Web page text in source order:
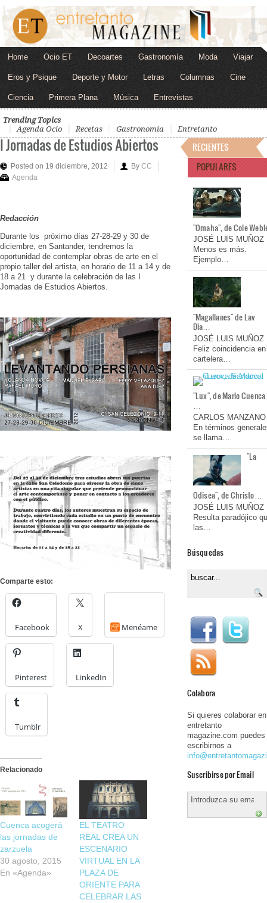
Home Ocio ET Decoartes Gastronomía Moda Viajar
Eros y Psique Deporte y Motor Letras Columnas Cine
Ciencia Primera Plana Música Entrevistas
Trending Topics
Agenda Ocio
Recetas Gastronomía Entretanto
I Jornadas de Estudios Abiertos
Posted on 19 diciembre, 2012 By CC
Agenda
Redacción
Durante los próximo días 27-28-29 y 30 de
diciembre, en Santander, tendremos la
oportunidad de contemplar obras de arte en el
propio taller del artista, en horario de 11 a 14 y de
18 a 21 y durante la celebración de las I
Jornadas de Estudios Abiertos.
Comparte esto:
Facebook X Menéame
Pinterest LinkedIn
Tumblr
Relacionado
Cuenca acogerá
las jornadas de
zarzuela
30 agosto, 2015
En «Agenda»
EL TEATRO
REAL CREA UN
ESCENARIO
VIRTUAL EN LA
PLAZA DE
ORIENTE PARA
CELEBRAR LAS
RECIENTES
POPULARES
"Omaha", de Cole
JOSÉ LUIS MUÑOZ
Menos es más.
Ejemplo…
"Magallanes" de Lav
Dia…
JOSÉ LUIS MUÑOZ
Feliz coincidencia en
cartelera…
"Lux", de Mario Cuenca
…
CARLOS MANZANO
En términos
se llama…
"La
Odisea", de Christo…
JOSÉ LUIS MUÑOZ
Resulta paradójico
las…
Búsquedas
Colabora
Si quieres colaborar en
entretanto
magazine.com puedes
escribirnos a
Suscribirse por Email